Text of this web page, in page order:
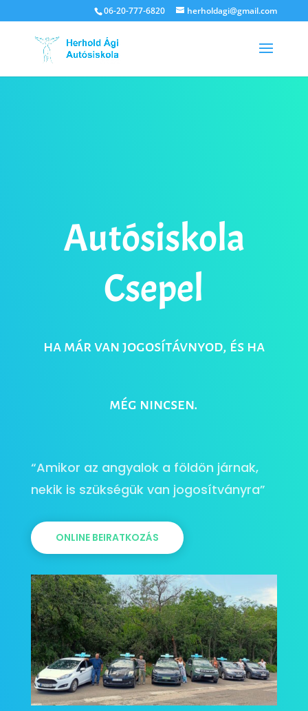
06-20-777-6820 herholdagi@gmail.com
Autósiskola
Csepel
ha már van jogosítávnyod, és ha
még nincsen.
“Amikor az angyalok a földön járnak,
nekik is szükségük van jogosítványra”
ONLINE BEIRATKOZÁS